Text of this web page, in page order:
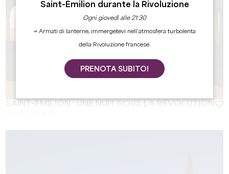
SAINT-ÉMILION : UNE NUIT SOUS LA RÉVOLUTION
Saint-Émilion durante la Rivoluzione
Ogni giovedì alle 21:30
→ Armati di lanterne, immergetevi nell’atmosfera turbolenta
della Rivoluzione francese.
PRENOTA SUBITO!